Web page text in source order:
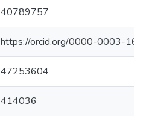
40789757
https://orcid.org/0000-0003-
47253604
414036